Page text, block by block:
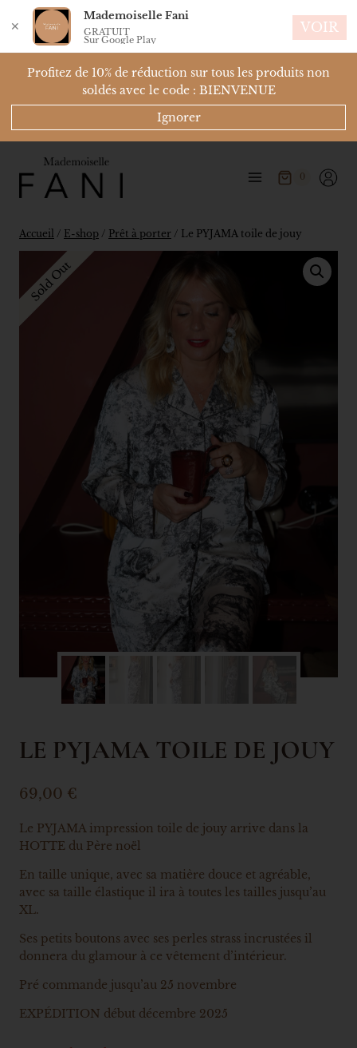
Profitez de 10% de réduction sur tous les produits non
soldés avec le code : BIENVENUE
Ignorer
0
Accueil / E-shop / Prêt à porter / Le PYJAMA toile de jouy
Sold Out
LE PYJAMA TOILE DE JOUY
69,00 €
Le PYJAMA impression toile de jouy arrive dans la
HOTTE du Père noël
En taille unique, avec sa matière douce et agréable,
avec sa taille élastique il ira à toutes les tailles jusqu’au
XL.
Ses petits boutons avec ses perles strass incrustées il
donnera du glamour à ce vêtement d’intérieur.
Pré commande jusqu’au 25 novembre
EXPÉDITION début décembre 2025
✕
Mademoiselle Fani
GRATUIT
Sur Google Play
VOIR